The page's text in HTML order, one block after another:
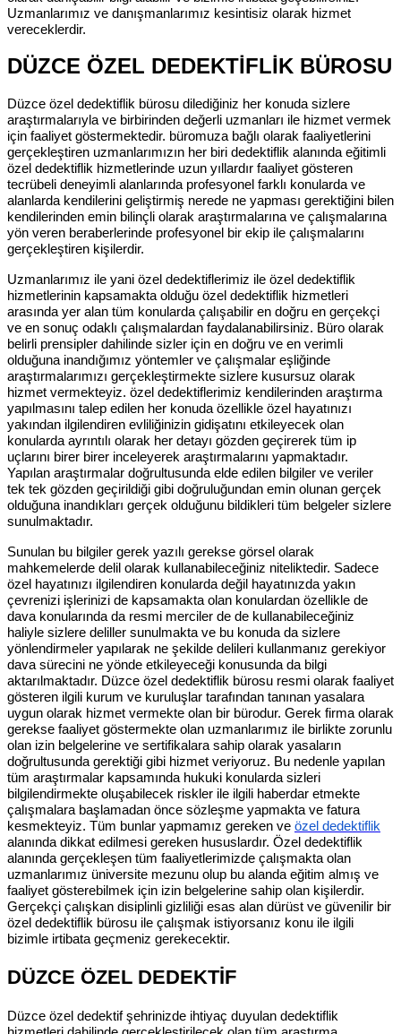
Uzmanlarımız ve danışmanlarımız kesintisiz olarak hizmet
vereceklerdir.
DÜZCE ÖZEL DEDEKTİFLİK BÜROSU
Düzce özel dedektiflik bürosu dilediğiniz her konuda sizlere
araştırmalarıyla ve birbirinden değerli uzmanları ile hizmet vermek
için faaliyet göstermektedir. büromuza bağlı olarak faaliyetlerini
gerçekleştiren uzmanlarımızın her biri dedektiflik alanında eğitimli
özel dedektiflik hizmetlerinde uzun yıllardır faaliyet gösteren
tecrübeli deneyimli alanlarında profesyonel farklı konularda ve
alanlarda kendilerini geliştirmiş nerede ne yapması gerektiğini bilen
kendilerinden emin bilinçli olarak araştırmalarına ve çalışmalarına
yön veren beraberlerinde profesyonel bir ekip ile çalışmalarını
gerçekleştiren kişilerdir.
Uzmanlarımız ile yani özel dedektiflerimiz ile özel dedektiflik
hizmetlerinin kapsamakta olduğu özel dedektiflik hizmetleri
arasında yer alan tüm konularda çalışabilir en doğru en gerçekçi
ve en sonuç odaklı çalışmalardan faydalanabilirsiniz. Büro olarak
belirli prensipler dahilinde sizler için en doğru ve en verimli
olduğuna inandığımız yöntemler ve çalışmalar eşliğinde
araştırmalarımızı gerçekleştirmekte sizlere kusursuz olarak
hizmet vermekteyiz. özel dedektiflerimiz kendilerinden araştırma
yapılmasını talep edilen her konuda özellikle özel hayatınızı
yakından ilgilendiren evliliğinizin gidişatını etkileyecek olan
konularda ayrıntılı olarak her detayı gözden geçirerek tüm ip
uçlarını birer birer inceleyerek araştırmalarını yapmaktadır.
Yapılan araştırmalar doğrultusunda elde edilen bilgiler ve veriler
tek tek gözden geçirildiği gibi doğruluğundan emin olunan gerçek
olduğuna inandıkları gerçek olduğunu bildikleri tüm belgeler sizlere
sunulmaktadır.
Sunulan bu bilgiler gerek yazılı gerekse görsel olarak
mahkemelerde delil olarak kullanabileceğiniz niteliktedir. Sadece
özel hayatınızı ilgilendiren konularda değil hayatınızda yakın
çevrenizi işlerinizi de kapsamakta olan konulardan özellikle de
dava konularında da resmi merciler de de kullanabileceğiniz
haliyle sizlere deliller sunulmakta ve bu konuda da sizlere
yönlendirmeler yapılarak ne şekilde delileri kullanmanız gerekiyor
dava sürecini ne yönde etkileyeceği konusunda da bilgi
aktarılmaktadır. Düzce özel dedektiflik bürosu resmi olarak faaliyet
gösteren ilgili kurum ve kuruluşlar tarafından tanınan yasalara
uygun olarak hizmet vermekte olan bir bürodur. Gerek firma olarak
gerekse faaliyet göstermekte olan uzmanlarımız ile birlikte zorunlu
olan izin belgelerine ve sertifikalara sahip olarak yasaların
doğrultusunda gerektiği gibi hizmet veriyoruz. Bu nedenle yapılan
tüm araştırmalar kapsamında hukuki konularda sizleri
bilgilendirmekte oluşabilecek riskler ile ilgili haberdar etmekte
çalışmalara başlamadan önce sözleşme yapmakta ve fatura
kesmekteyiz. Tüm bunlar yapmamız gereken ve özel dedektiflik
alanında dikkat edilmesi gereken hususlardır. Özel dedektiflik
alanında gerçekleşen tüm faaliyetlerimizde çalışmakta olan
uzmanlarımız üniversite mezunu olup bu alanda eğitim almış ve
faaliyet gösterebilmek için izin belgelerine sahip olan kişilerdir.
Gerçekçi çalışkan disiplinli gizliliği esas alan dürüst ve güvenilir bir
özel dedektiflik bürosu ile çalışmak istiyorsanız konu ile ilgili
bizimle irtibata geçmeniz gerekecektir.
DÜZCE ÖZEL DEDEKTİF
Düzce özel dedektif şehrinizde ihtiyaç duyulan dedektiflik